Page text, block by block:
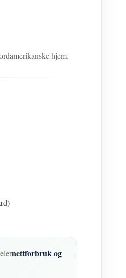
hjem.
nettforbruk og